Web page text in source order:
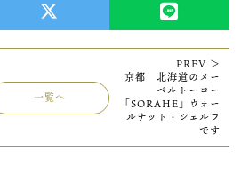
一覧へ
PREV ＞
京都 北海道のメー
ベルトーコー
「SORAHE」ウォー
ルナット・シェルフ
です